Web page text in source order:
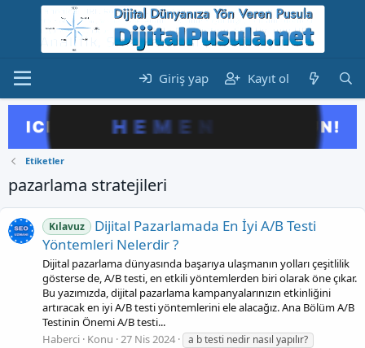
Giriş yap Kayıt ol
Etiketler
pazarlama stratejileri
Kılavuz
Dijital Pazarlamada En İyi A/B Testi
Yöntemleri Nelerdir ?
Dijital pazarlama dünyasında başarıya ulaşmanın yolları çeşitlilik
gösterse de, A/B testi, en etkili yöntemlerden biri olarak öne çıkar.
Bu yazımızda, dijital pazarlama kampanyalarınızın etkinliğini
artıracak en iyi A/B testi yöntemlerini ele alacağız. Ana Bölüm A/B
Testinin Önemi A/B testi...
Haberci Konu 27 Nis 2024
a b testi nedir nasıl yapılır?